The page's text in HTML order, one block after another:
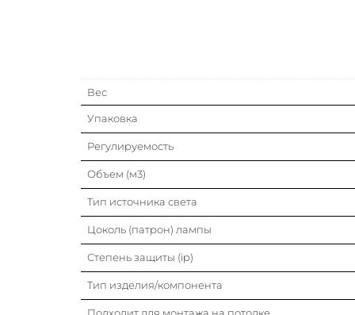
Вес
Упаковка
Регулируемость
Объем (м3)
Тип источника света
Цоколь (патрон) лампы
Степень защиты (ip)
Тип изделия/компонента